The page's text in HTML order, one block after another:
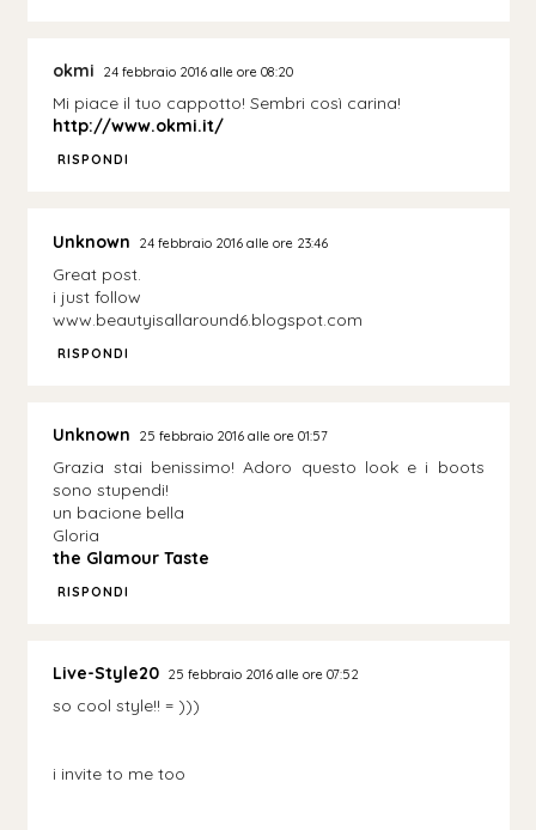
okmi 24 febbraio 2016 alle ore 08:20
Mi piace il tuo cappotto! Sembri così carina!
http://www.okmi.it/
RISPONDI
Unknown 24 febbraio 2016 alle ore 23:46
Great post.
i just follow
www.beautyisallaround6.blogspot.com
RISPONDI
Unknown 25 febbraio 2016 alle ore 01:57
Grazia stai benissimo! Adoro questo look e i boots
sono stupendi!
un bacione bella
Gloria
the Glamour Taste
RISPONDI
Live-Style20 25 febbraio 2016 alle ore 07:52
so cool style!! = )))
i invite to me too